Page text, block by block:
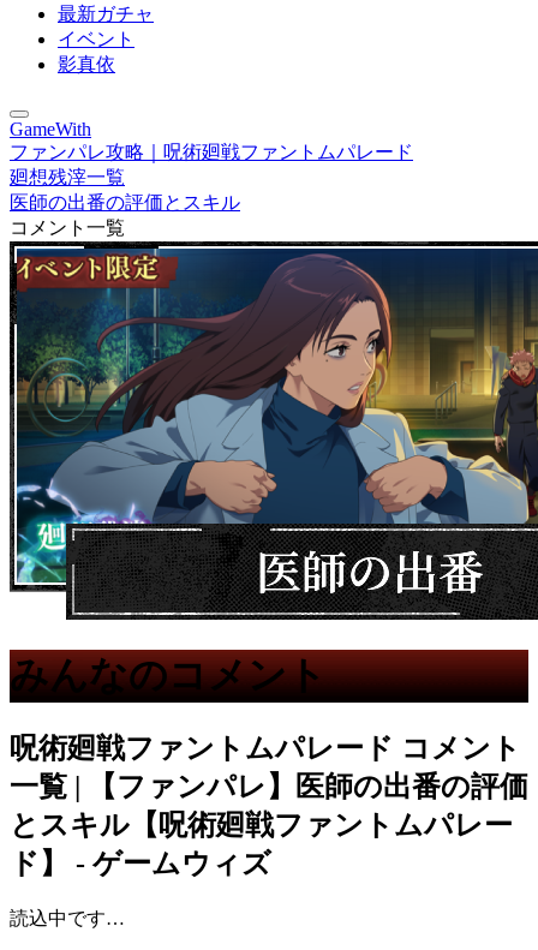
最新ガチャ
イベント
影真依
GameWith
ファンパレ攻略｜呪術廻戦ファントムパレード
廻想残滓一覧
医師の出番の評価とスキル
コメント一覧
みんなのコメント
呪術廻戦ファントムパレード コメント
一覧 | 【ファンパレ】医師の出番の評価
とスキル【呪術廻戦ファントムパレー
ド】 - ゲームウィズ
読込中です…